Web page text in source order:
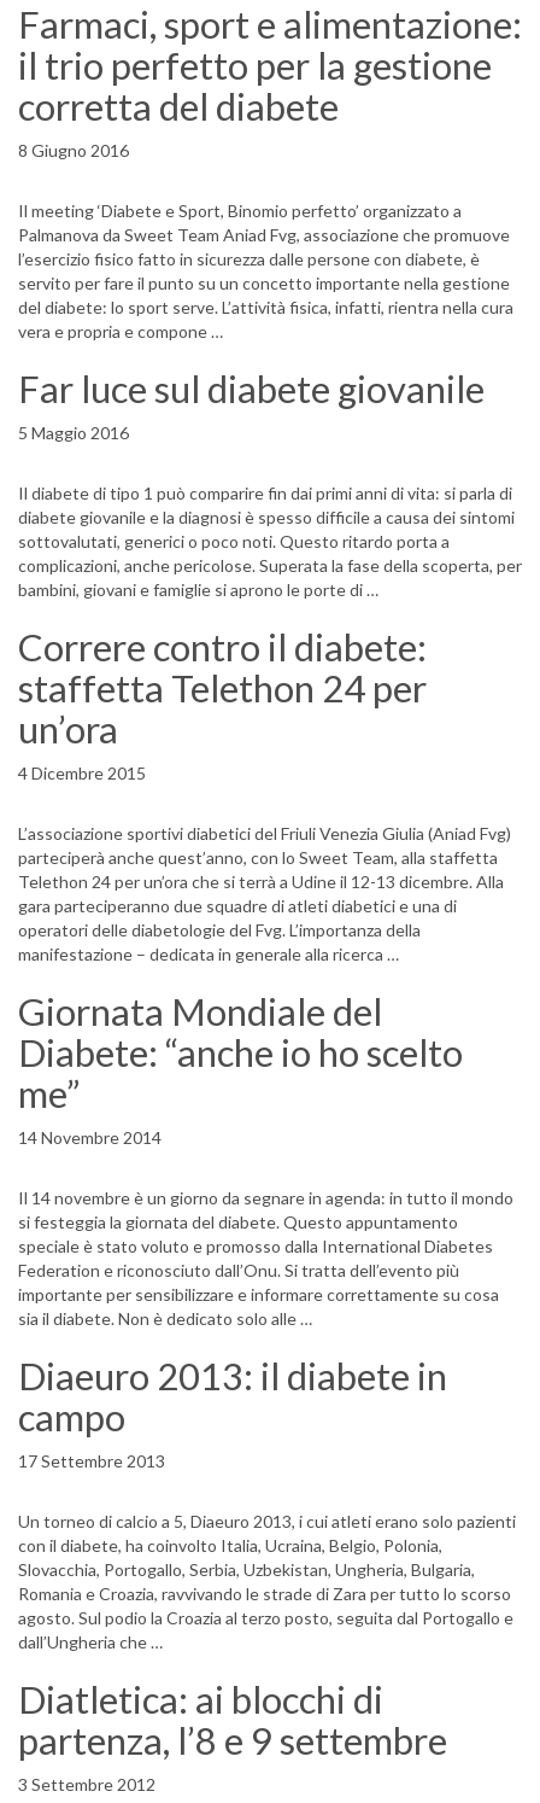
Farmaci, sport e alimentazione:
il trio perfetto per la gestione
corretta del diabete
8 Giugno 2016
Il meeting ‘Diabete e Sport, Binomio perfetto’ organizzato a
Palmanova da Sweet Team Aniad Fvg, associazione che promuove
l’esercizio fisico fatto in sicurezza dalle persone con diabete, è
servito per fare il punto su un concetto importante nella gestione
del diabete: lo sport serve. L’attività fisica, infatti, rientra nella cura
vera e propria e compone …
Far luce sul diabete giovanile
5 Maggio 2016
Il diabete di tipo 1 può comparire fin dai primi anni di vita: si parla di
diabete giovanile e la diagnosi è spesso difficile a causa dei sintomi
sottovalutati, generici o poco noti. Questo ritardo porta a
complicazioni, anche pericolose. Superata la fase della scoperta, per
bambini, giovani e famiglie si aprono le porte di …
Correre contro il diabete:
staffetta Telethon 24 per
un’ora
4 Dicembre 2015
L’associazione sportivi diabetici del Friuli Venezia Giulia (Aniad Fvg)
parteciperà anche quest’anno, con lo Sweet Team, alla staffetta
Telethon 24 per un’ora che si terrà a Udine il 12-13 dicembre. Alla
gara parteciperanno due squadre di atleti diabetici e una di
operatori delle diabetologie del Fvg. L’importanza della
manifestazione – dedicata in generale alla ricerca …
Giornata Mondiale del
Diabete: “anche io ho scelto
me”
14 Novembre 2014
Il 14 novembre è un giorno da segnare in agenda: in tutto il mondo
si festeggia la giornata del diabete. Questo appuntamento
speciale è stato voluto e promosso dalla International Diabetes
Federation e riconosciuto dall’Onu. Si tratta dell’evento più
importante per sensibilizzare e informare correttamente su cosa
sia il diabete. Non è dedicato solo alle …
Diaeuro 2013: il diabete in
campo
17 Settembre 2013
Un torneo di calcio a 5, Diaeuro 2013, i cui atleti erano solo pazienti
con il diabete, ha coinvolto Italia, Ucraina, Belgio, Polonia,
Slovacchia, Portogallo, Serbia, Uzbekistan, Ungheria, Bulgaria,
Romania e Croazia, ravvivando le strade di Zara per tutto lo scorso
agosto. Sul podio la Croazia al terzo posto, seguita dal Portogallo e
dall’Ungheria che …
Diatletica: ai blocchi di
partenza, l’8 e 9 settembre
3 Settembre 2012